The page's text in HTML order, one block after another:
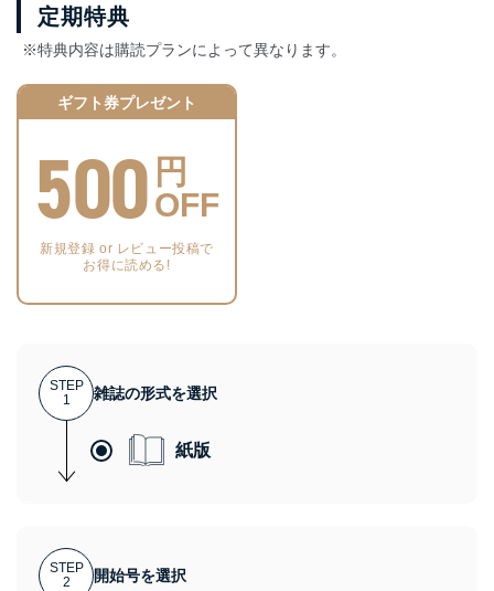
定期特典
※特典内容は購読プランによって異なります。
ギフト券プレゼント
500 円
OFF
新規登録 or レビュー投稿で
お得に読める!
STEP
1
雑誌の形式を選択
紙版
STEP
2
開始号を選択